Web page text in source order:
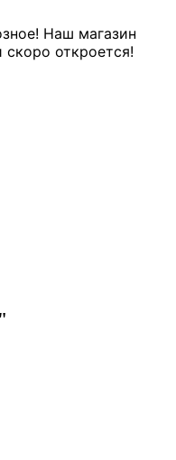
Наш магазин
скоро откроется!